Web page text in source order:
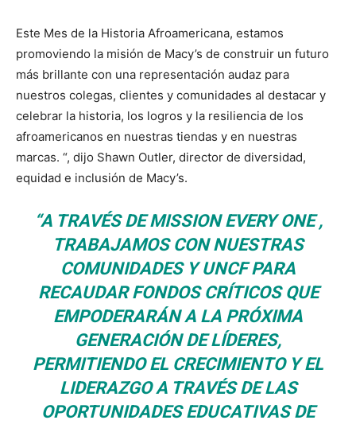
Este Mes de la Historia Afroamericana, estamos
promoviendo la misión de Macy’s de construir un futuro
más brillante con una representación audaz para
nuestros colegas, clientes y comunidades al destacar y
celebrar la historia, los logros y la resiliencia de los
afroamericanos en nuestras tiendas y en nuestras
marcas. “, dijo Shawn Outler, director de diversidad,
equidad e inclusión de Macy’s.
“A TRAVÉS DE MISSION EVERY ONE ,
TRABAJAMOS CON NUESTRAS
COMUNIDADES Y UNCF PARA
RECAUDAR FONDOS CRÍTICOS QUE
EMPODERARÁN A LA PRÓXIMA
GENERACIÓN DE LÍDERES,
PERMITIENDO EL CRECIMIENTO Y EL
LIDERAZGO A TRAVÉS DE LAS
OPORTUNIDADES EDUCATIVAS DE